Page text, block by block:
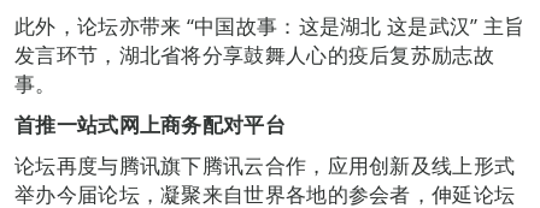
此外，论坛亦带来 “中国故事：这是湖北 这是武汉” 主旨
发言环节，湖北省将分享鼓舞人心的疫后复苏励志故
事。
首推一站式网上商务配对平台
论坛再度与腾讯旗下腾讯云合作，应用创新及线上形式
举办今届论坛，凝聚来自世界各地的参会者，伸延论坛